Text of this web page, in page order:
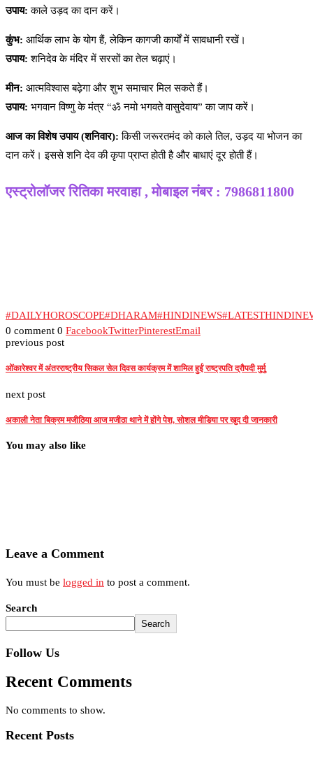
उपाय: काले उड़द का दान करें।
कुंभ: आर्थिक लाभ के योग हैं, लेकिन कागजी कार्यों में सावधानी रखें।
उपाय: शनिदेव के मंदिर में सरसों का तेल चढ़ाएं।
मीन: आत्मविश्वास बढ़ेगा और शुभ समाचार मिल सकते हैं।
उपाय: भगवान विष्णु के मंत्र “ॐ नमो भगवते वासुदेवाय” का जाप करें।
आज का विशेष उपाय (शनिवार):किसी जरूरतमंद को काले तिल, उड़द या भोजन का
दान करें। इससे शनि देव की कृपा प्राप्त होती है और बाधाएं दूर होती हैं।
एस्ट्रोलॉजर रितिका मरवाहा , मोबाइल नंबर : 7986811800
#DAILYHOROSCOPE#DHARAM#HINDINEWS
0 comment 0 FacebookTwitterPinterestEmail
previous post
ओंकारेश्वर में अंतरराष्ट्रीय सिकल सेल दिवस कार्यक्रम में शामिल हुईं राष्ट्रपति द्रौपदी मुर्मु
next post
अकाली नेता बिक्रम मजीठिया आज मजीठा थाने में होंगे पेश, सोशल मीडिया पर खुद दी जानकारी
You may also like
Leave a Comment
You must be logged in to post a comment.
Search
Search
Follow Us
Recent Comments
No comments to show.
Recent Posts